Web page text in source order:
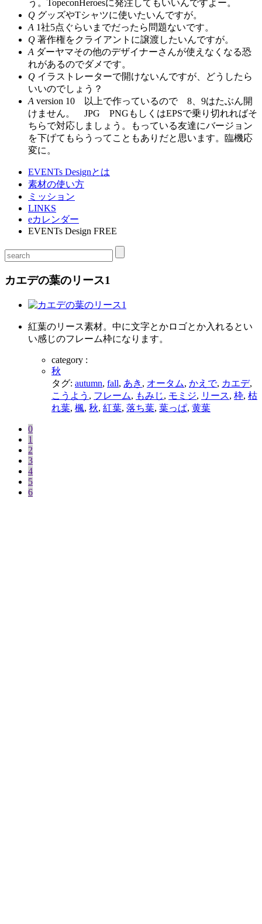
う。TopeconHeroesに発注してもいいんですよー。
Q グッズやTシャツに使いたいんですが。
A 1社5点ぐらいまでだったら問題ないです。
Q 著作権をクライアントに譲渡したいんですが。
A ダーヤマその他のデザイナーさんが使えなくなる恐
れがあるのでダメです。
Q イラストレーターで開けないんですが、どうしたら
いいのでしょう？
A version 10 以上で作っているので 8、9はたぶん開
けません。 JPG PNGもしくはEPSで乗り切れればそ
ちらで対応しましょう。もっている友達にバージョン
を下げてもらうってこともありだと思います。臨機応
変に。
EVENTs Designとは
素材の使い方
ミッション
LINKS
eカレンダー
EVENTs Design FREE
カエデの葉のリース1
紅葉のリース素材。中に文字とかロゴとか入れるとい
い感じのフレーム枠になります。
category :
秋
タグ: autumn, fall, あき , オータム, かえで, カエデ,
こうよう , フレーム, もみじ, モミジ, リース, 枠, 枯
れ葉, 楓, 秋, 紅葉, 落ち葉, 葉っぱ, 黄葉
0
1
2
3
4
5
6